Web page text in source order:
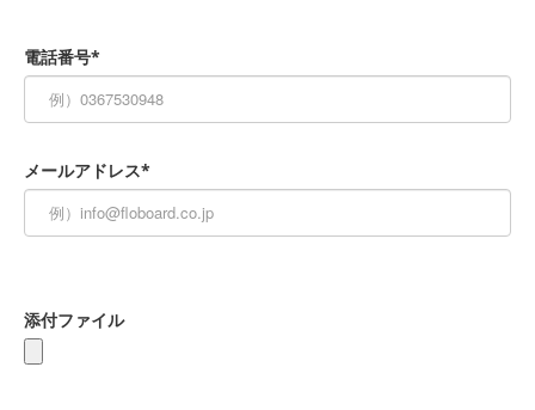
電話番号*
メールアドレス*
添付ファイル